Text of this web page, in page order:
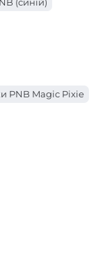
PNB Magic Pixie
Ice Gem